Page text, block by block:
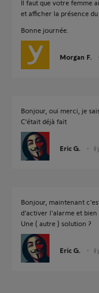
Il faut que votre femme
et afficher la présence du
Bonne journée.
Morgan F.
Bonjour, oui merci, je
C'était déjà fait
Eric G. il
Bonjour, maintenant
d'activer l'alarme et bien
Une ( autre ) solution ?
Eric G. il